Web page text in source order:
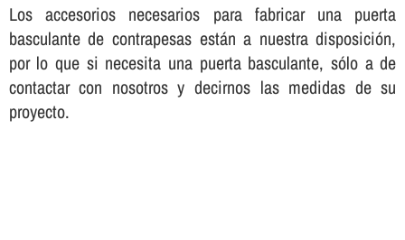
Los accesorios necesarios para fabricar una puerta
basculante de contrapesas están a nuestra disposición,
por lo que si necesita una puerta basculante, sólo a de
contactar con nosotros y decirnos las medidas de su
proyecto.